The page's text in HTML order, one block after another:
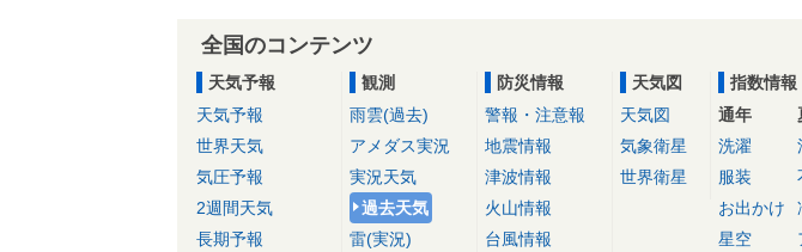
全国のコンテンツ
天気予報
天気予報
世界天気
気圧予報
2週間天気
長期予報
観測
雨雲(過去)
アメダス実況
実況天気
過去天気
雷(実況)
防災情報
警報・注意報
地震情報
津波情報
火山情報
台風情報
天気図
天気図
気象衛星
世界衛星
指数情報
通年
洗濯
服装
お出かけ
星空